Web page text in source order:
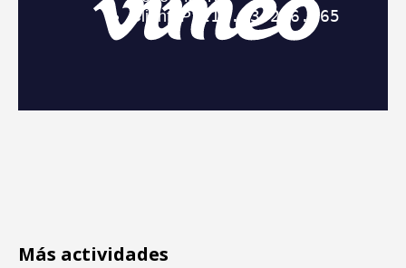
Más actividades